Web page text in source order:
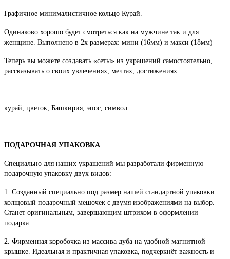
Графичное минималистичное кольцо Курай.
Одинаково хорошо будет смотреться как на мужчине так и для
женщине. Выполнено в 2х размерах: мини (16мм) и макси (18мм)
Теперь вы можете создавать «сеты» из украшений самостоятельно,
рассказывать о своих увлечениях, мечтах, достижениях.
курай, цветок, Башкирия, эпос, символ
ПОДАРОЧНАЯ УПАКОВКА
Специально для наших украшений мы разработали фирменную
подарочную упаковку двух видов:
1. Созданный специально под размер нашей стандартной упаковки
холщовый подарочный мешочек с двумя изображениями на выбор.
Станет оригинальным, завершающим штрихом в оформлении
подарка.
2. Фирменная коробочка из массива дуба на удобной магнитной
крышке. Идеальная и практичная упаковка, подчеркнёт важность и